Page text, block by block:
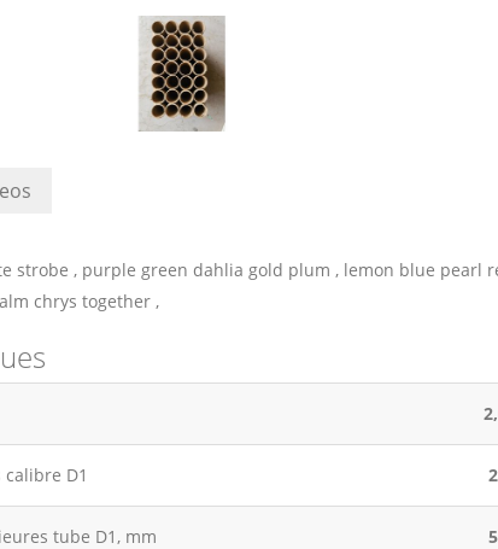
strobe , purple green dahlia gold plum , lemon blue pearl
chrys together ,
D1
tube D1, mm